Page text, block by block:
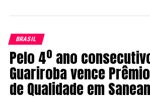
BRASIL
Pelo 4º ano
Guariroba vence
de Qualidade em